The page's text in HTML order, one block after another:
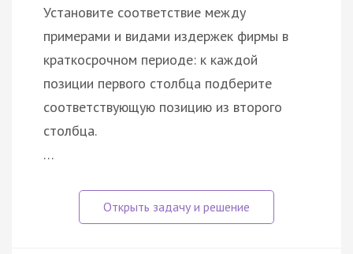
Установите соответствие между
примерами и видами издержек фирмы в
краткосрочном периоде: к каждой
позиции первого столбца подберите
соответствующую позицию из второго
столбца.
…